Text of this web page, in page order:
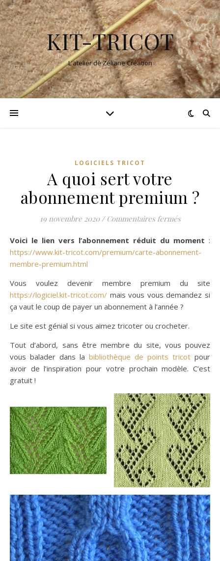
KIT-TRICOT
L'atelier de Zéliane Création
LOGICIELS TRICOT
A quoi sert votre
abonnement premium ?
19 novembre 2020 / Commentaires ferméssur A quoi
Voici le lien vers l’abonnement réduit du moment :
https://www.kit-tricot.com/premium/carte-abonnement-
membre-premium.html
Vous voulez devenir membre premium du site
https://logiciel.kit-tricot.com/ mais vous vous demandez si
ça vaut le coup de payer un abonnement à l’année ?
Le site est génial si vous aimez tricoter ou crocheter.
Tout d’abord, sans être membre du site, vous pouvez
vous balader dans la bibliothèque de points tricot pour
avoir de l’inspiration pour votre prochain modèle. C’est
gratuit !